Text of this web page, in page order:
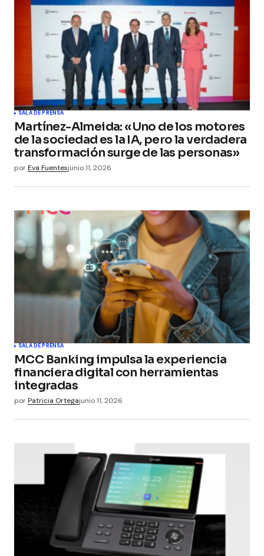
SALA DE PRENSA
Martínez-Almeida: «Uno de los motores
de la sociedad es la IA, pero la verdadera
transformación surge de las personas»
porEva Fuentesjunio 11, 2026
SALA DE PRENSA
MCC Banking impulsa la experiencia
financiera digital con herramientas
integradas
porPatricia Ortegajunio 11, 2026